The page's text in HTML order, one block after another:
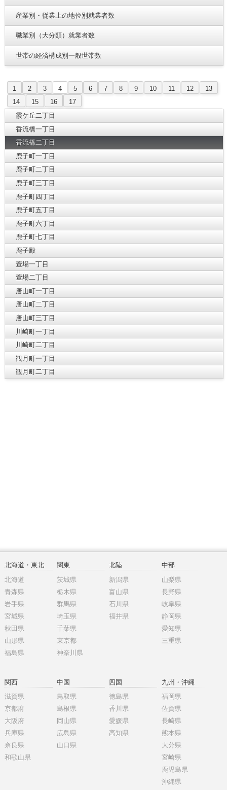
産業別・従業上の地位別就業者数
職業別（大分類）就業者数
世帯の経済構成別一般世帯数
1 2 3 4 5 6 7 8 9 10 11 12
13
14
15 16
17
霞ケ丘二丁目
香流橋一丁目
香流橋二丁目
鹿子町一丁目
鹿子町二丁目
鹿子町三丁目
鹿子町四丁目
鹿子町五丁目
鹿子町六丁目
鹿子町七丁目
鹿子殿
萱場一丁目
萱場二丁目
唐山町一丁目
唐山町二丁目
唐山町三丁目
川崎町一丁目
川崎町二丁目
観月町一丁目
観月町二丁目
北海道・東北
北海道
青森県
岩手県
宮城県
秋田県
山形県
福島県
関東
茨城県
栃木県
群馬県
埼玉県
千葉県
東京都
神奈川県
北陸
新潟県
富山県
石川県
福井県
中部
山梨県
長野県
岐阜県
静岡県
愛知県
三重県
関西
滋賀県
京都府
大阪府
兵庫県
奈良県
和歌山県
中国
鳥取県
島根県
岡山県
広島県
山口県
四国
徳島県
香川県
愛媛県
高知県
九州・沖縄
福岡県
佐賀県
長崎県
熊本県
大分県
宮崎県
鹿児島県
沖縄県